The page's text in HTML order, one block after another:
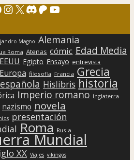
Instagram
X Discord
Patreon
YouTube
Magno Alemania
Roma Atenas cómic Edad Media
EEUU Egipto Ensayo entrevista
Europa filosofía Francia Grecia
Hislibris historia
Imperio romano Inglaterra
nazismo novela
presentación
Roma Rusia
Mundial
XX Viajes vikingos